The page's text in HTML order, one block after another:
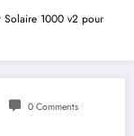
Solaire 1000 v2 pour
0 Comments